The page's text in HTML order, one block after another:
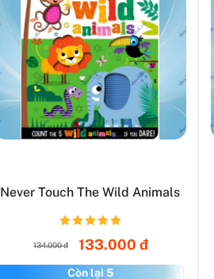
Never Touch The Wild Animals
134.000 đ 133.000 đ
Còn lại 5